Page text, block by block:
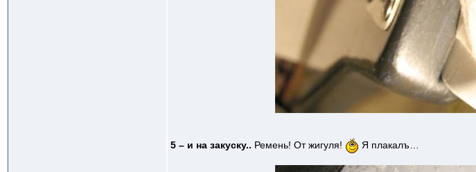
5 – и на закуску.. Ремень! От жигуля! Я плакалъ…